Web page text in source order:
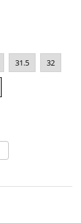
31.5 32